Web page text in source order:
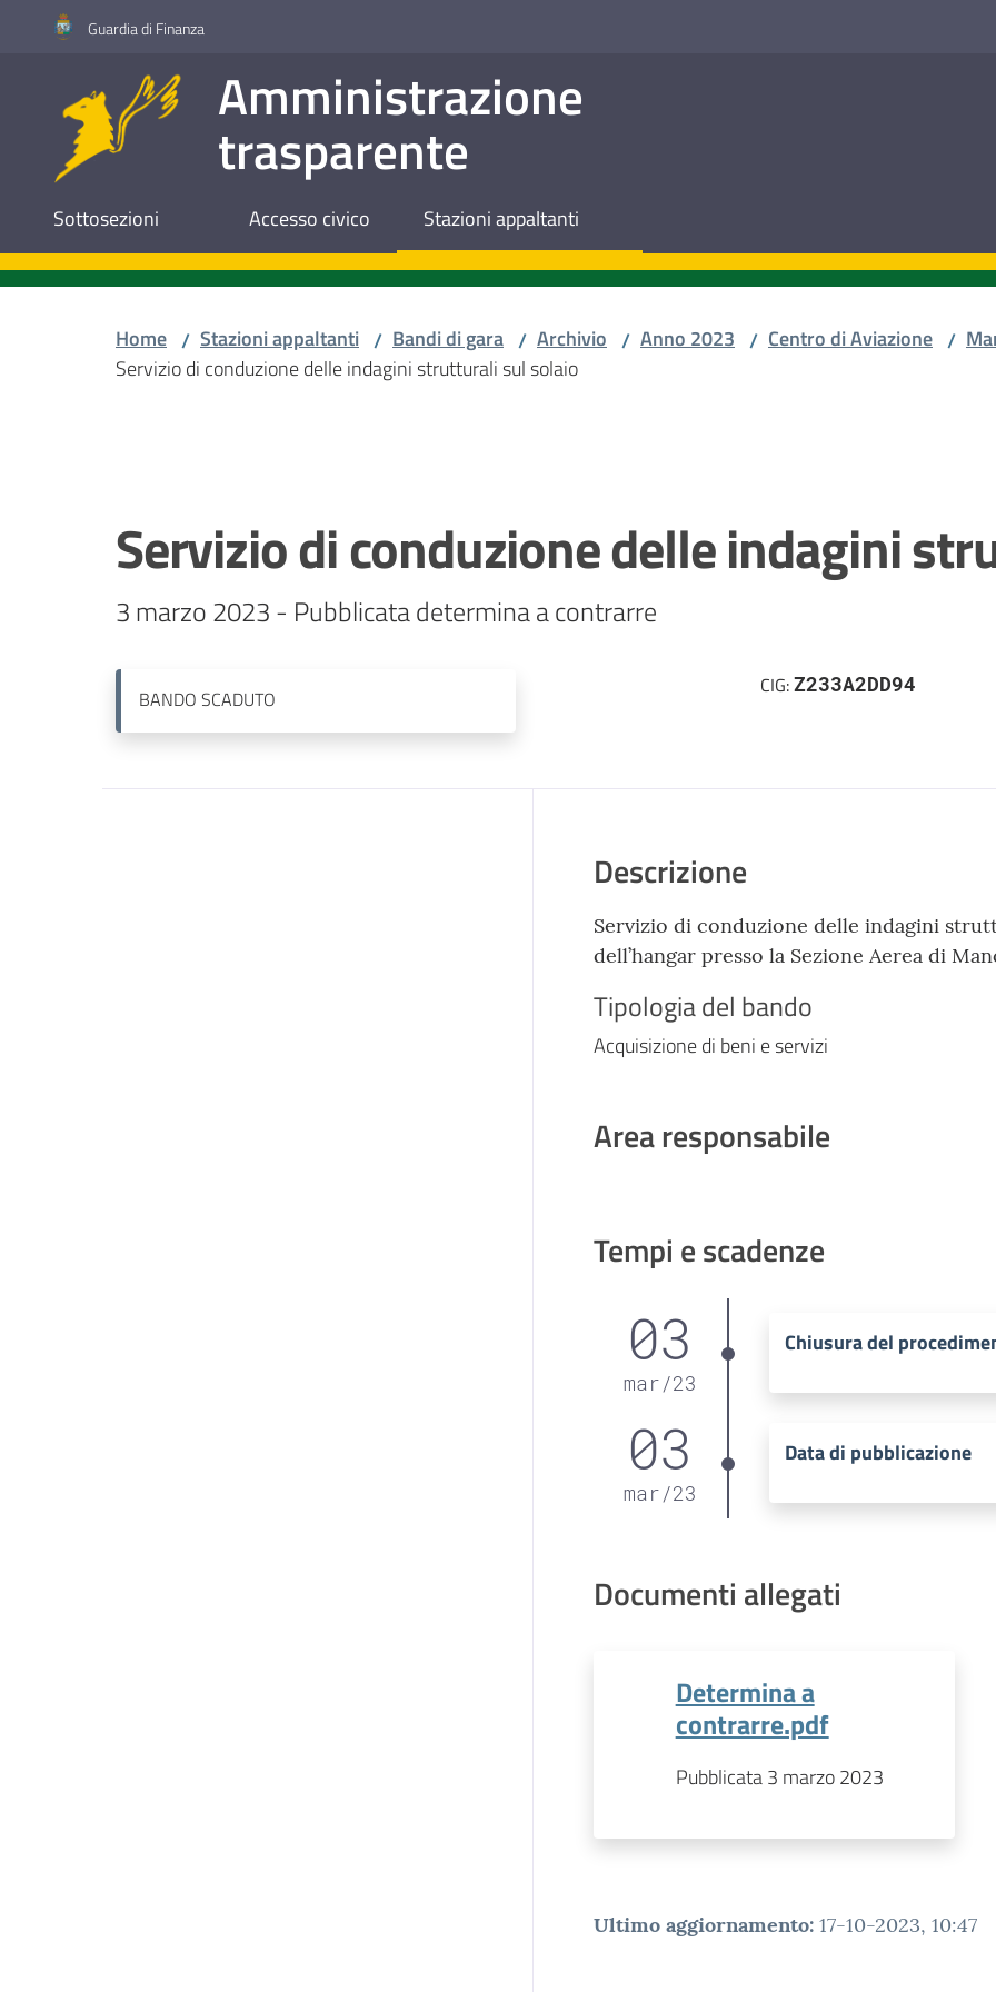
Vai al contenuto
Vai alla navigazione
Vai al footerGuardia di Finanza
Amministrazione
trasparente
Sottosezioni Accesso civico Stazioni appaltanti
Home / Stazioni appaltanti / Bandi di gara / Archivio / Anno 2023 / Centro di Aviazione /
Servizio di conduzione delle indagini strutturali sul solaio
Servizio di conduzione delle indagini
3 marzo 2023 - Pubblicata determina a contrarre
BANDO SCADUTO
CIG:Z233A2DD94
Descrizione
Servizio di conduzione delle indagini
dell’hangar presso la Sezione Aerea di
Tipologia del bando
Acquisizione di beni e servizi
Area responsabile
Tempi e scadenze
03
mar/23
Chiusura del
03
mar/23
Data di pubblicazione
Documenti allegati
Determina a
contrarre.pdf
Pubblicata 3 marzo 2023
Ultimo aggiornamento: 17-10-2023, 10:47